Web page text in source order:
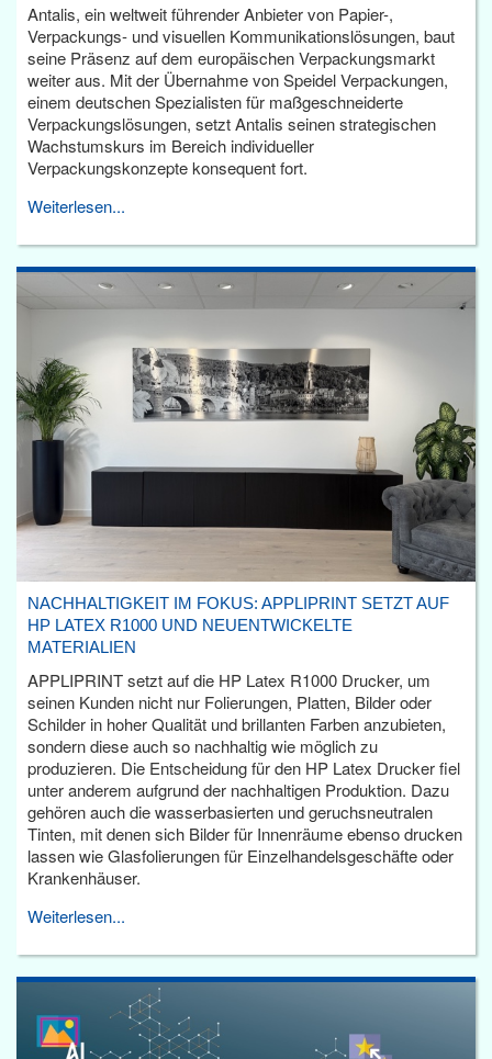
Antalis, ein weltweit führender Anbieter von Papier-,
Verpackungs- und visuellen Kommunikationslösungen, baut
seine Präsenz auf dem europäischen Verpackungsmarkt
weiter aus. Mit der Übernahme von Speidel Verpackungen,
einem deutschen Spezialisten für maßgeschneiderte
Verpackungslösungen, setzt Antalis seinen strategischen
Wachstumskurs im Bereich individueller
Verpackungskonzepte konsequent fort.
Weiterlesen...
NACHHALTIGKEIT IM FOKUS: APPLIPRINT SETZT AUF
HP LATEX R1000 UND NEUENTWICKELTE
MATERIALIEN
APPLIPRINT setzt auf die HP Latex R1000 Drucker, um
seinen Kunden nicht nur Folierungen, Platten, Bilder oder
Schilder in hoher Qualität und brillanten Farben anzubieten,
sondern diese auch so nachhaltig wie möglich zu
produzieren. Die Entscheidung für den HP Latex Drucker fiel
unter anderem aufgrund der nachhaltigen Produktion. Dazu
gehören auch die wasserbasierten und geruchsneutralen
Tinten, mit denen sich Bilder für Innenräume ebenso drucken
lassen wie Glasfolierungen für Einzelhandelsgeschäfte oder
Krankenhäuser.
Weiterlesen...